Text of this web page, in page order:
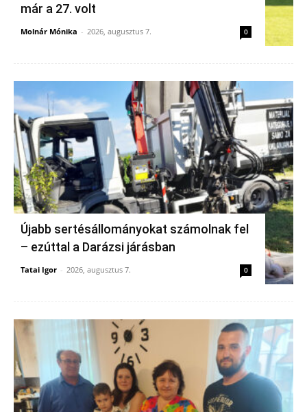
már a 27. volt
Molnár Mónika - 2026, augusztus 7. 0
Újabb sertésállományokat számolnak fel
– ezúttal a Darázsi járásban
Tatai Igor - 2026, augusztus 7. 0